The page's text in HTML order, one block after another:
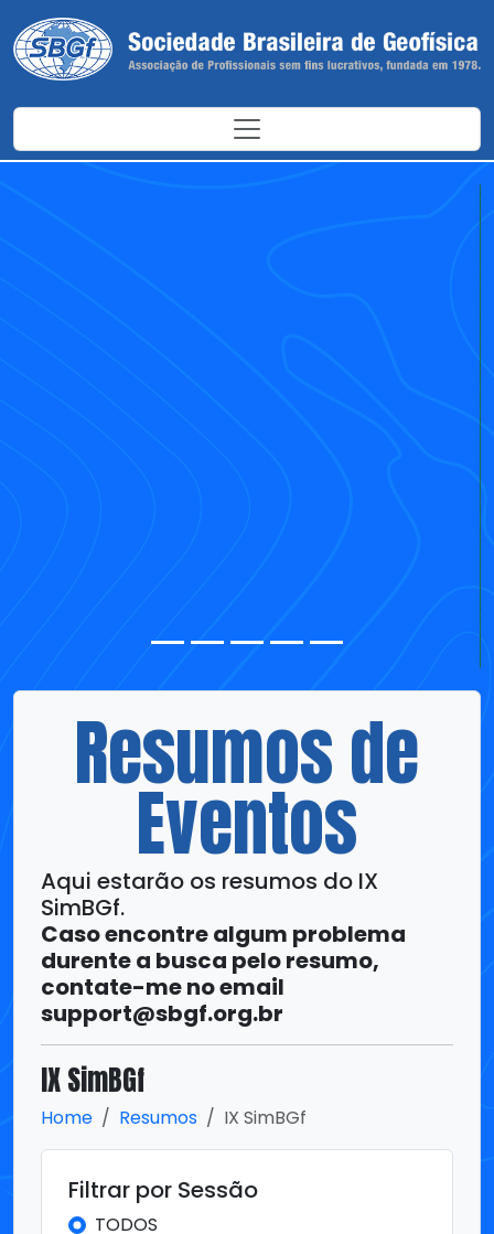
Resumos de
Eventos
Aqui estarão os resumos do IX
SimBGf.
Caso encontre algum problema
durente a busca pelo resumo,
contate-me no email
support@sbgf.org.br
IX SimBGf
Home Resumos IX SimBGf
Filtrar por Sessão
TODOS